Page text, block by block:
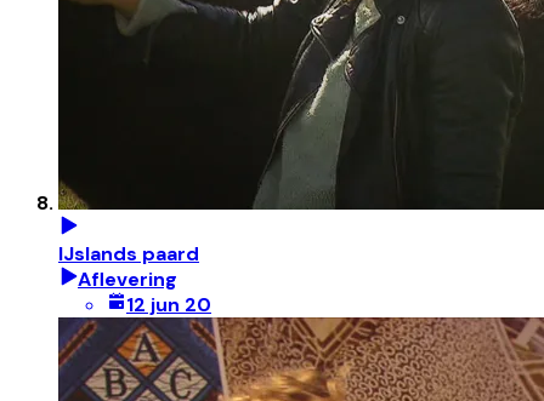
IJslands paard
Aflevering
12 jun 20